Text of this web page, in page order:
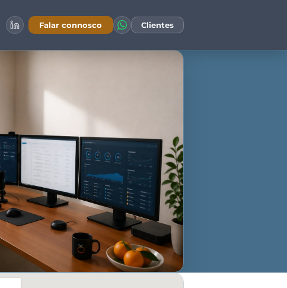
Falar connosco Clientes